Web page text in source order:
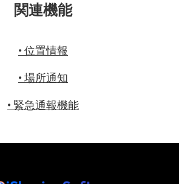
関連機能
•位置情報
•場所通知
• 緊急通報機能